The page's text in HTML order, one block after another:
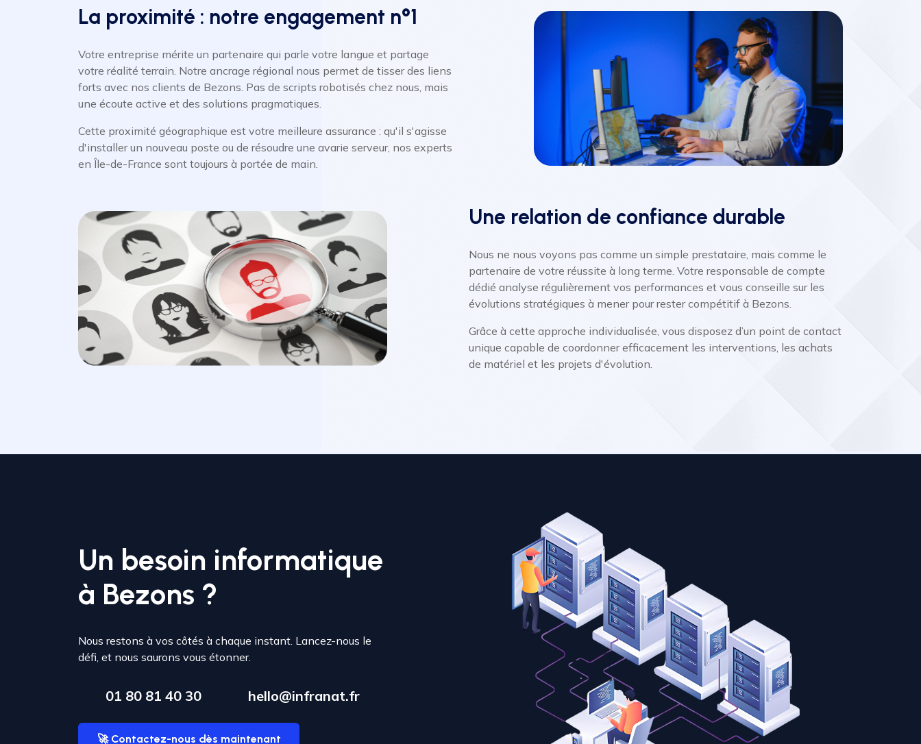
La proximité : notre engagement n°1
Votre entreprise mérite un partenaire qui parle votre langue et partage
votre réalité terrain. Notre ancrage régional nous permet de tisser des liens
forts avec nos clients de Bezons. Pas de scripts robotisés chez nous, mais
une écoute active et des solutions pragmatiques.
Cette proximité géographique est votre meilleure assurance : qu'il s'agisse
d'installer un nouveau poste ou de résoudre une avarie serveur, nos experts
en Île-de-France sont toujours à portée de main.
Une relation de confiance durable
Nous ne nous voyons pas comme un simple prestataire, mais comme le
partenaire de votre réussite à long terme. Votre responsable de compte
dédié analyse régulièrement vos performances et vous conseille sur les
évolutions stratégiques à mener pour rester compétitif à Bezons.
Grâce à cette approche individualisée, vous disposez d’un point de contact
unique capable de coordonner efficacement les interventions, les achats
de matériel et les projets d'évolution.
Un besoin informatique
à Bezons ?
Nous restons à vos côtés à chaque instant. Lancez-nous le
défi, et nous saurons vous étonner.
01 80 81 40 30 hello@infranat.fr
🚀 Contactez-nous dès maintenant